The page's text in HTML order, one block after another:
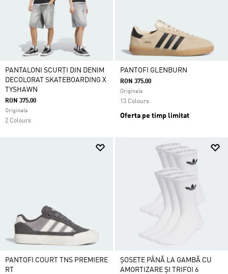
PANTALONI SCURȚI DIN DENIM
DECOLORAT SKATEBOARDING X
TYSHAWN
RON 375.00
Originals
2 Colours
PANTOFI GLENBURN
RON 375.00
Originals
13 Colours
Oferta pe timp limitat
PANTOFI COURT TNS PREMIERE
RT
ȘOSETE PÂNĂ LA GAMBĂ CU
AMORTIZARE ȘI TRIFOI 6